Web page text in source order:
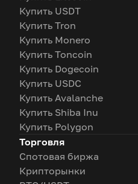
Купить USDT
Купить Tron
Купить Monero
Купить Toncoin
Купить Dogecoin
Купить USDC
Купить Avalanche
Купить Shiba Inu
Купить Polygon
Торговля
Спотовая биржа
Крипторынки